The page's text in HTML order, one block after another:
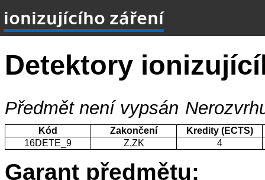
ionizujícího záření
Detektory
Předmět není vypsán
Kód Zakončení
Kredity (ECTS)
16DETE_9
Z,ZK 4
Garant předmětu: